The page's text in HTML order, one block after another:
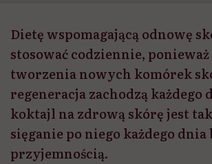
Dietę wspomagającą odnowę
stosować codziennie,
tworzenia nowych komórek
regeneracja zachodzą każdego
koktajl na zdrową skórę jest
sięganie po niego każdego dnia
przyjemnością.